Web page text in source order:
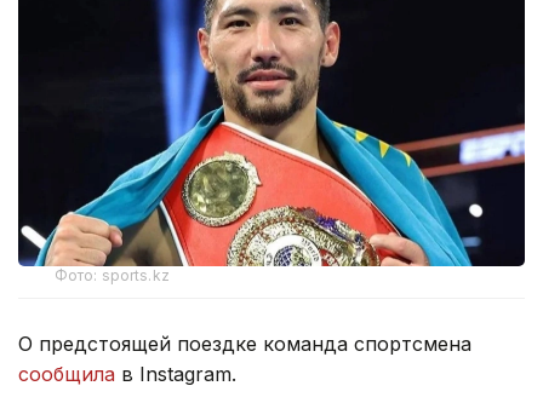
Фото: sports.kz
О предстоящей поездке команда спортсмена
сообщила в Instagram.